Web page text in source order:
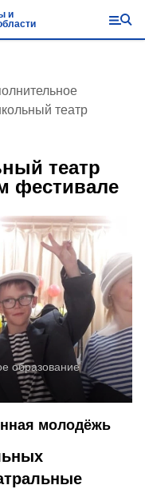
и
театр
театр
фестивале
образование
молодёжь